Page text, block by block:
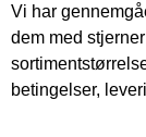
Vi har
dem med
betingelser,